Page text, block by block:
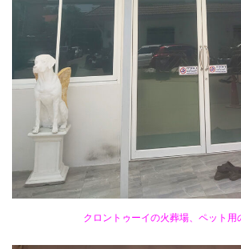
クロントゥーイの火葬場、ペット用